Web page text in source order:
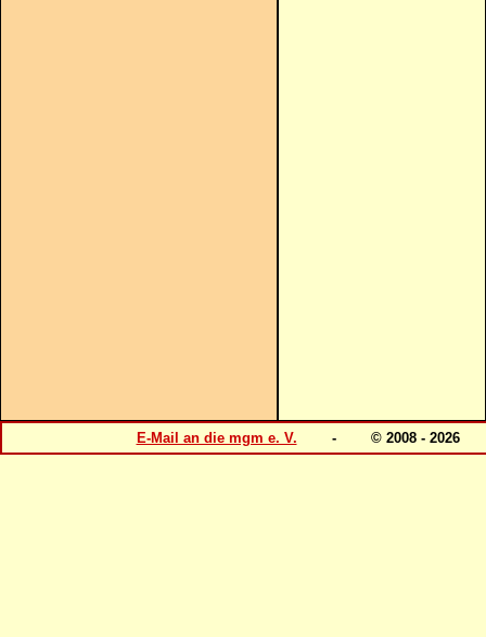
E-Mail an die mgm e. V. - © 2008 -